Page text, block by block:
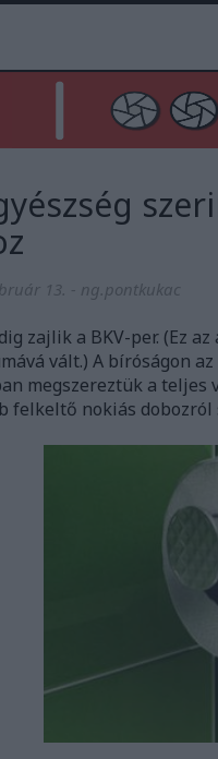
13. - ng.pontkukac
zajlik a BKV-per. (Ez
vált.) A bíróságon
megszereztük a
felkeltő nokiás dobozról